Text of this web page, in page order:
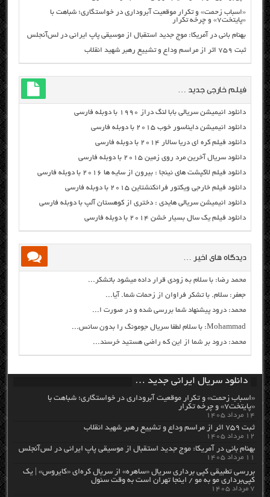
«اسباب زحمت» و تکرار موقعیت آبروداری در خواستگاری؛ شباهت با
«پایتخت۷» و چرخه تکرار
بهنام بانی در آمریکا: موج جدید استقبال از موسیقی پاپ ایرانی در لس‌آنجلس
ثبت ۷۵۹ اثر از مراسم وداع و تشییع رهبر شهید انقلاب
فیلم خارجی جدید …
دانلود انیمیشن سریالی بابا لنگ دراز ۱۹۹۰ با دوبله فارسی
دانلود انیمیشن دایناسور خوب ۲۰۱۵ با دوبله فارسی
دانلود فیلم کره ای دریا سالار ۲۰۱۴ با دوبله فارسی
دانلود سریال آخرین مرد روی زمین ۲۰۱۵ با دوبله فارسی
دانلود فیلم لاکپشت های نینجا : بیرون از سایه ها ۲۰۱۶ با دوبله فارسی
دانلود فیلم خارجی ویکتور فرانکنشتاین ۲۰۱۵ با دوبله فارسی
دانلود انیمیشن سریالی هایدی : دختری از کوهستان آلپ با دوبله فارسی
دانلود فیلم یک سال بسیار خشن ۲۰۱۴ با دوبله فارسی
دیدگاه های اخیر …
محمد رضا: با سلام به زودی قرار داده میشود باتشکر...
جعفر: سلام. با تشکر فراوان از زحمات شما. آیا...
محمد: درود پیشنهاد شما بررسی شده و در صورت ا...
Mohammad: با سلام لطفا سریال جومونگ را بدون سانس...
محمد: درود بر شما از این که راضی هستید خرسند...
دانلود سریال ایرانی جدید …
«اسباب زحمت» و تکرار موقعیت آبروداری در خواستگاری؛ شباهت با
«پایتخت۷» و چرخه تکرار
۱۴ مرداد ۱۴۰۵
ثبت ۷۵۹ اثر از مراسم وداع و تشییع رهبر شهید انقلاب
۱۲ مرداد ۱۴۰۵
بهنام بانی در آمریکا: موج جدید استقبال از موسیقی پاپ ایرانی در لس‌آنجلس
۱۱ مرداد ۱۴۰۵
بررسی تطبیقی کپی برداری سریال «ساهره» از سریال کره‌ای «کایروس» | یک
کپی‌برداری مو به مو / اینجا تهران است به وقت سئول
۷ مرداد ۱۴۰۵